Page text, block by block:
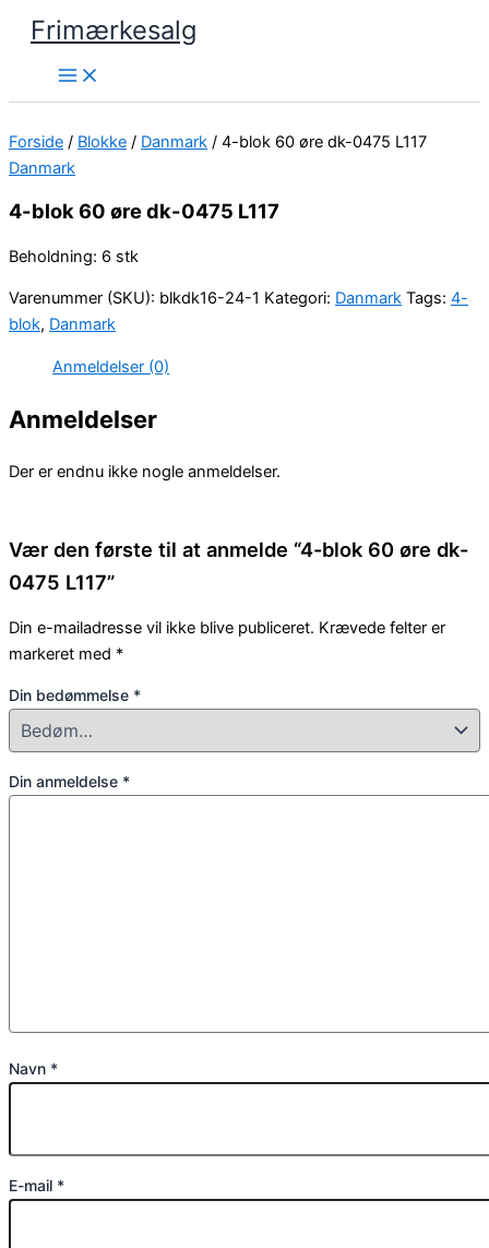
indholdet
Frimærkesalg
Forside / Blokke / Danmark / 4-blok 60 øre dk-0475 L117
Danmark
4-blok 60 øre dk-0475 L117
Beholdning: 6 stk
Varenummer (SKU): blkdk16-24-1 Kategori: Danmark Tags: 4-
blok, Danmark
Anmeldelser (0)
Anmeldelser
Der er endnu ikke nogle anmeldelser.
Vær den første til at anmelde “4-blok 60 øre dk-
0475 L117”
Din e-mailadresse vil ikke blive publiceret. Krævede felter er
markeret med *
Din bedømmelse *
Din anmeldelse *
Navn *
E-mail *